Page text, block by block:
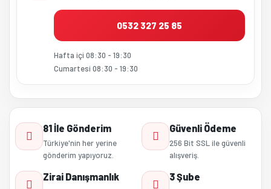
0532 327 25 85
Hafta içi 08:30 - 19:30
Cumartesi 08:30 - 19:30
81 İle Gönderim
Türkiye'nin her yerine
gönderim yapıyoruz.
Güvenli Ödeme
256 Bit SSL ile güvenli
alışveriş.
Zirai Danışmanlık 3 Şube